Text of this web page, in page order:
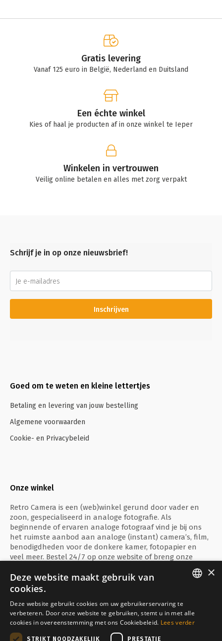
Gratis levering
Vanaf 125 euro in België, Nederland en Duitsland
Een échte winkel
Kies of haal je producten af in onze winkel te Ieper
Winkelen in vertrouwen
Veilig online betalen en alles met zorg verpakt
Schrijf je in op onze nieuwsbrief!
Inschrijven
Goed om te weten en kleine lettertjes
Betaling en levering van jouw bestelling
Algemene voorwaarden
Cookie- en Privacybeleid
Onze winkel
Retro Camera is een (web)winkel gerund door vader en
zoon, gespecialiseerd in analoge fotografie. Als
beginnende of ervaren analoge fotograaf vind je bij ons
het ruimste aanbod aan analoge (instant) camera’s, film,
benodigdheden voor de donkere kamer, fotopapier en
veel meer. Bestel 24/7 op onze website of breng onze
Veilig betalen met FRANÇAIS
×
Deze website maakt gebruik van
cookies.
Deze website gebruikt cookies om uw gebruikerservaring te
verbeteren. Door onze website te gebruiken, stemt u in met alle
cookies in overeenstemming met ons Cookiebeleid. Lees verder
STRIKT NOODZAKELIJK PRESTATIE